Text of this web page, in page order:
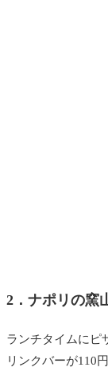
2．ナポリの窯
ランチタイムにピ
リンクバーが110